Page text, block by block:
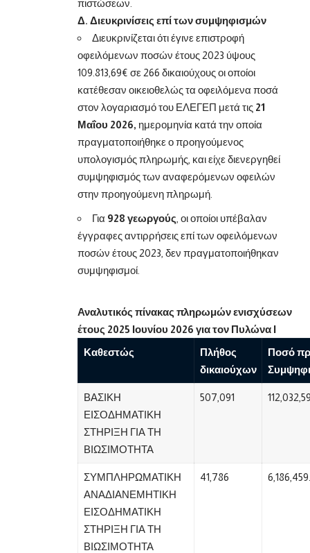
πιστώσεων.
Δ. Διευκρινίσεις επί των συμψηφισμών
Διευκρινίζεται ότι έγινε επιστροφή
οφειλόμενων ποσών έτους 2023 ύψους
109.813,69€ σε 266 δικαιούχους οι οποίοι
κατέθεσαν οικειοθελώς τα οφειλόμενα ποσά
στον λογαριασμό του ΕΛΕΓΕΠ μετά τις 21
Μαΐου 2026, ημερομηνία κατά την οποία
πραγματοποιήθηκε ο προηγούμενος
υπολογισμός πληρωμής, και είχε διενεργηθεί
συμψηφισμός των αναφερόμενων οφειλών
στην προηγούμενη πληρωμή.
Για 928 γεωργούς , οι οποίοι υπέβαλαν
έγγραφες αντιρρήσεις επί των οφειλόμενων
ποσών έτους 2023, δεν πραγματοποιήθηκαν
συμψηφισμοί.
Αναλυτικός πίνακας πληρωμών ενισχύσεων
έτους 2025 Ιουνίου 2026 για τον Πυλώνα Ι
Καθεστώς
Πλήθος
δικαιούχων
Ποσό
ΒΑΣΙΚΗ
ΕΙΣΟΔΗΜΑΤΙΚΗ
ΣΤΗΡΙΞΗ ΓΙΑ ΤΗ
ΒΙΩΣΙΜΟΤΗΤΑ
507,091
ΣΥΜΠΛΗΡΩΜΑΤΙΚΗ
ΑΝΑΔΙΑΝΕΜΗΤΙΚΗ
ΕΙΣΟΔΗΜΑΤΙΚΗ
ΣΤΗΡΙΞΗ ΓΙΑ ΤΗ
ΒΙΩΣΙΜΟΤΗΤΑ
41,786